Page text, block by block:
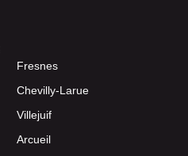
Fresnes
Chevilly-Larue
Villejuif
Arcueil